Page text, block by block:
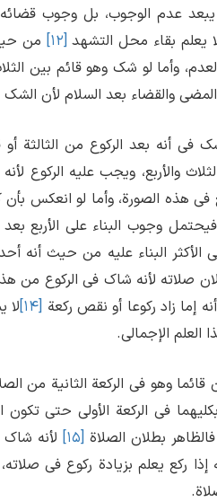
عدم الوجوب، بل وجوب قضائه
لا یعلم بقاء محل التشهد [۱۲]
من
وأما لو شک وهو قائم بین
والقضاء بعد السلام لأن
فی أنه بعد الرکوع من الثالثة
والأربع، ویجب علیه الرکوع
فی هذه الصورة، وأما لو انعکس
فیحتمل وجوب البناء علی الأربع
الأکثر البناء علیه من حیث أنه
صلاته لأنه شاک فی الرکوع من
إما زاد رکوعا أو نقص رکعة [۱۴]
لا
العلم الإجمالی.
قائما وهو فی الرکعة الثانیة من
فی الرکعة الأولی حتی تکون
بطلان الصلاة [۱۵]
لأنه
رکع یعلم بزیادة رکوع فی